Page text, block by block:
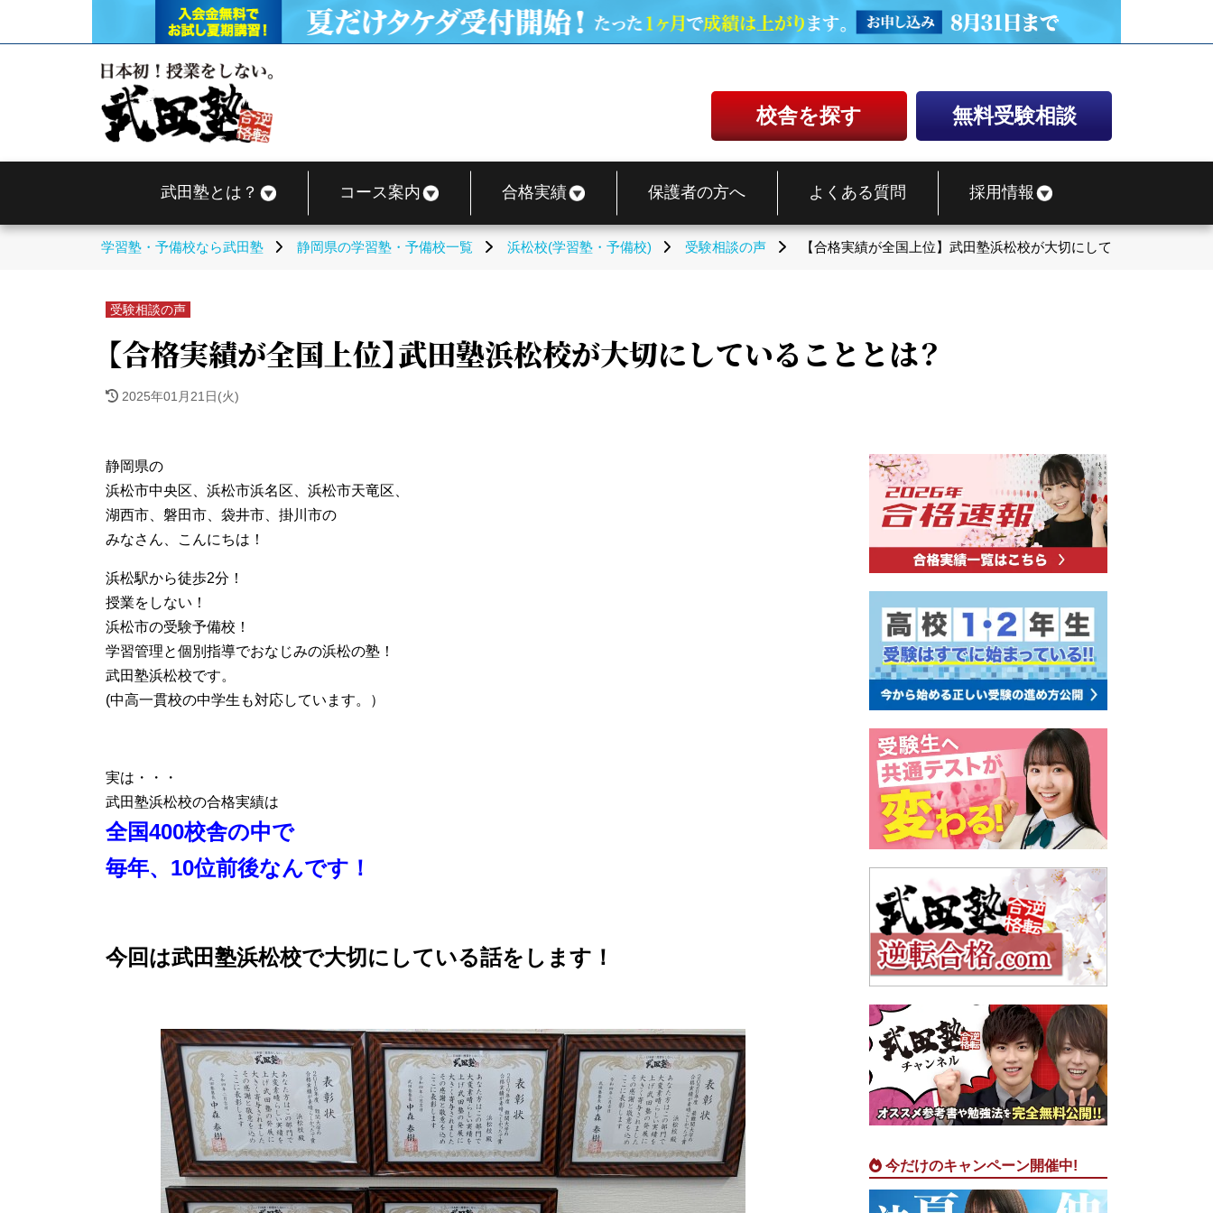
校舎を探す 無料受験相談
武田塾とは？ コース案内 合格実績 保護者の方へ よくある質問 採用情報
学習塾・予備校なら武田塾 静岡県の学習塾・予備校一覧 浜松校(学習塾・予備校) 受験相談の声 【合格実績が全国上位】武田塾浜松校が大切にしていることとは？
受験相談の声
【合格実績が全国上位】武田塾浜松校が大切にしていることとは？
2025年01月21日(火)
静岡県の
浜松市中央区、浜松市浜名区、浜松市天竜区、
湖西市、磐田市、袋井市、掛川市の
みなさん、こんにちは！
浜松駅から徒歩2分！
授業をしない！
浜松市の受験予備校！
学習管理と個別指導でおなじみの浜松の塾！
武田塾浜松校です。
(中高一貫校の中学生も対応しています。）
実は・・・
武田塾浜松校の合格実績は
全国400校舎の中で
毎年、10位前後なんです！
今回は武田塾浜松校で大切にしている話をします！
今だけのキャンペーン開催中!